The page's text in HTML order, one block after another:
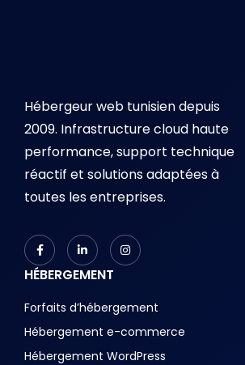
Hébergeur web tunisien depuis
2009. Infrastructure cloud haute
performance, support technique
réactif et solutions adaptées à
toutes les entreprises.
HÉBERGEMENT
Forfaits d’hébergement
Hébergement e-commerce
Hébergement WordPress